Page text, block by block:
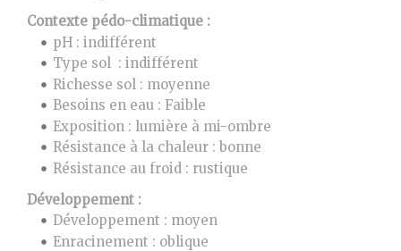
Contexte pédo-climatique :
pH : indifférent
Type sol : indifférent
Richesse sol : moyenne
Besoins en eau : Faible
Exposition : lumière à mi-ombre
Résistance à la chaleur : bonne
Résistance au froid : rustique
Développement :
Développement : moyen
Enracinement : oblique